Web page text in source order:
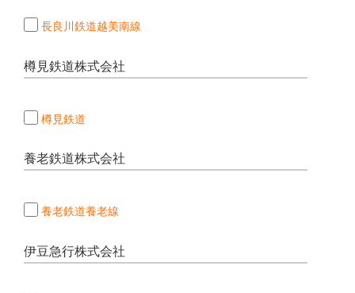
長良川鉄道越美南線
樽見鉄道株式会社
樽見鉄道
養老鉄道株式会社
養老鉄道養老線
伊豆急行株式会社